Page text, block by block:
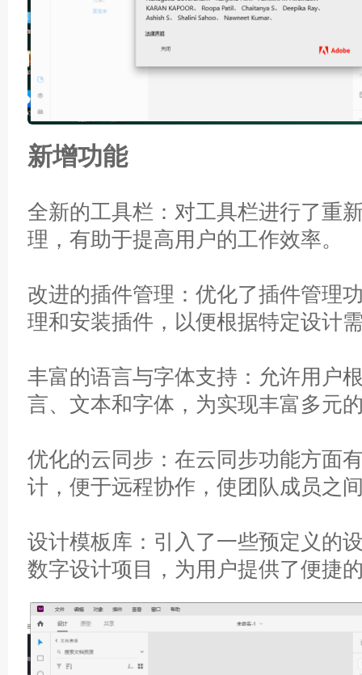
新增功能
全新的工具栏：对工具栏进行了重
理，有助于提高用户的工作效率。
改进的插件管理：优化了插件管理
理和安装插件，以便根据特定设计
丰富的语言与字体支持：允许用户
言、文本和字体，为实现丰富多元
优化的云同步：在云同步功能方面
计，便于远程协作，使团队成员之
设计模板库：引入了一些预定义的
数字设计项目，为用户提供了便捷